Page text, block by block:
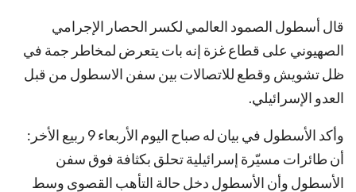
قال أسطول الصمود العالمي لكسر الحصار الإجرامي
الصهيوني على قطاع غزة إنه بات يتعرض لمخاطر جمة في
ظل تشويش وقطع للاتصالات بين سفن الاسطول من قبل
العدو الإسرائيلي.
وأكد الأسطول في بيان له صباح اليوم الأربعاء 9 ربيع الأخر:
أن طائرات مسيّرة إسرائيلية تحلق بكثافة فوق سفن
الأسطول وأن الأسطول دخل حالة التأهب القصوى وسط